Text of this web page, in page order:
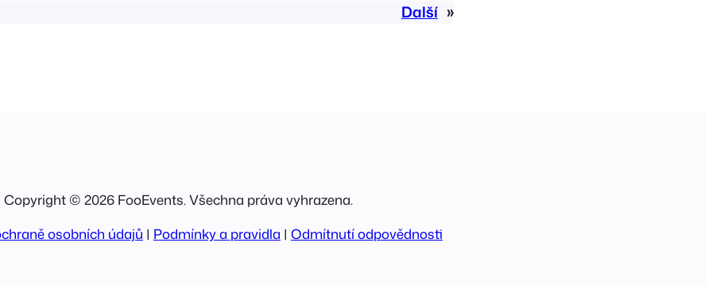
Další »
Copyright © 2026 FooEvents. Všechna práva vyhrazena.
osobních údajů | Podmínky a pravidla | Odmítnutí odpovědnosti